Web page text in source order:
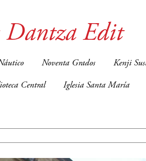
Dantza Edit
Noventa Grados Kenji
Central Iglesia Santa María